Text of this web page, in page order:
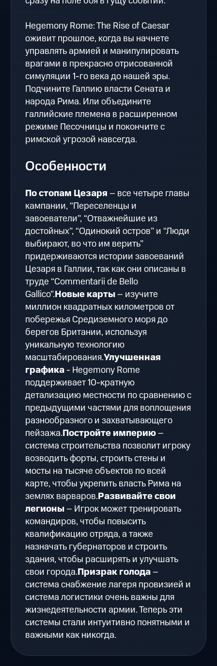
Hegemony Rome: The Rise of Caesar
оживит прошлое, когда вы начнете
управлять армией и манипулировать
врагами в прекрасно отрисованной
симуляции 1-го века до нашей эры.
Подчините Галлию власти Сената и
народа Рима. Или объедините
галлийские племена в расширенном
режиме Песочницы и покончите с
римской угрозой навсегда.
Особенности
По стопам Цезаря– все четыре главы
кампании, “Переселенцы и
завоеватели”, “Отважнейшие из
достойных”, “Одинокий остров” и “Люди
выбирают, во что им верить”
придерживаются истории завоеваний
Цезаря в Галлии, так как они описаны в
труде “Commentarii de Bello
Gallico”.Новые карты– изучите
миллион квадратных километров от
побережья Средиземного моря до
берегов Британии, используя
уникальную технологию
масштабирования.Улучшенная
графика- Hegemony Rome
поддерживает 10-кратную
детализацию местности по сравнению с
предыдущими частями для воплощения
разнообразного и захватывающего
пейзажа.Постройте империю–
система строительства позволит игроку
возводить форты, строить стены и
мосты на тысяче объектов по всей
карте, чтобы укрепить власть Рима на
землях варваров.Развивайте свои
легионы– Игрок может тренировать
командиров, чтобы повысить
квалификацию отряда, а также
назначать губернаторов и строить
здания, чтобы расширять и улучшать
свои города.Призрак голода–
система снабжение лагеря провизией и
система логистики очень важны для
жизнедеятельности армии. Теперь эти
системы стали интуитивно понятными и
важными как никогда.